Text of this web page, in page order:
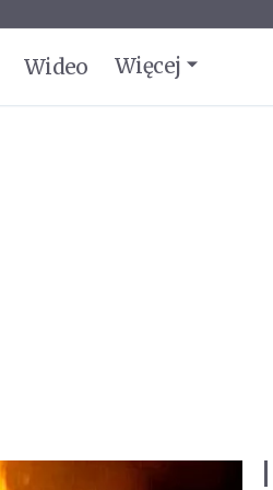
Wideo Więcej